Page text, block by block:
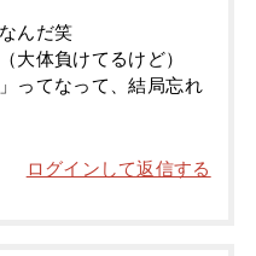
んだ笑
大体負けてるけど）
ってなって、結局忘れ
ログインして返信する